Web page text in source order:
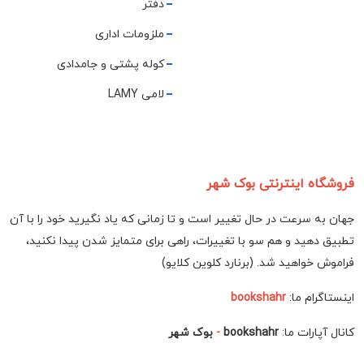
دفتر
ملزومات اداری
کوله پشتی و جامدادی
لامی LAMY
فروشگاه اینترنتی بوک شهر
جهان به سرعت در حال تغییر است و تا زمانی که یاد نگیرید خود را با آن
تطبیق دهید و هم سو با تغییرات، راهی برای متمایز شدن پیدا نکنید،
فراموش خواهید شد. (برنارد کلوین کلایو)
اینستاگرام ما: bookshahr
کانال آپارات ما: bookshahr
- بوک شهر